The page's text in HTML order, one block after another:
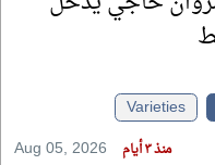
Varieties
Aug 05, 2026
منذ ٣ أيام